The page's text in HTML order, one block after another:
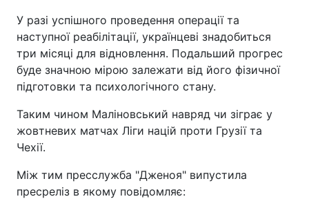
У разі успішного проведення операції та
наступної реабілітації, українцеві знадобиться
три місяці для відновлення. Подальший прогрес
буде значною мірою залежати від його фізичної
підготовки та психологічного стану.
Таким чином Маліновський навряд чи зіграє у
жовтневих матчах Ліги націй проти Грузії та
Чехії.
Між тим пресслужба "Дженоя" випустила
пресреліз в якому повідомляє: